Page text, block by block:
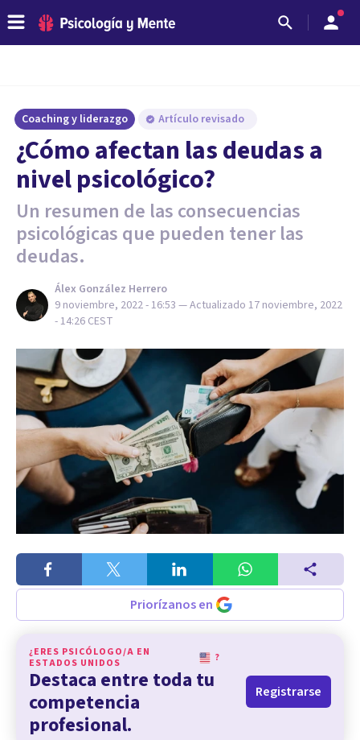
Coaching y liderazgo Artículo revisado
¿Cómo afectan las deudas a
nivel psicológico?
Un resumen de las consecuencias
psicológicas que pueden tener las
deudas.
Álex González Herrero
9 noviembre, 2022 - 16:53 — Actualizado 17 noviembre, 2022
- 14:26 CEST
Priorízanos en
¿ERES PSICÓLOGO/A EN
ESTADOS UNIDOS
?
Destaca entre toda tu
competencia
profesional.
Registrarse